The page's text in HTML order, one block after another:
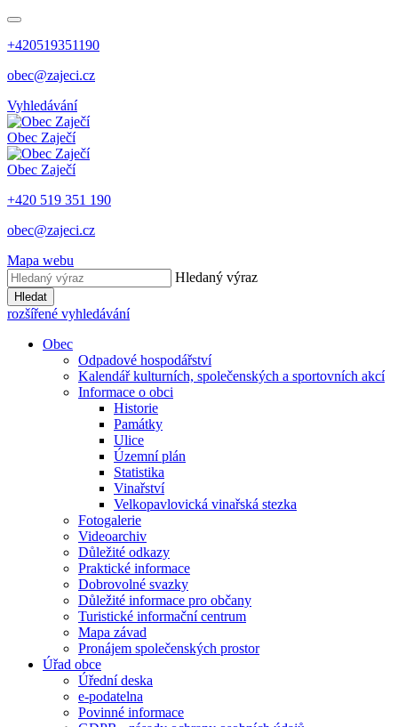
+420519351190
obec@zajeci.cz
Vyhledávání
Obec Zaječí
Obec Zaječí
+420 519 351 190
obec@zajeci.cz
Mapa webu
Hledaný výraz
Hledat
rozšířené vyhledávání
Obec
Odpadové hospodářství
Kalendář kulturních, společenských a sportovních akcí
Informace o obci
Historie
Památky
Ulice
Územní plán
Statistika
Vinařství
Velkopavlovická vinařská stezka
Fotogalerie
Videoarchiv
Důležité odkazy
Praktické informace
Dobrovolné svazky
Důležité informace pro občany
Turistické informační centrum
Mapa závad
Pronájem společenských prostor
Úřad obce
Úřední deska
e-podatelna
Povinné informace